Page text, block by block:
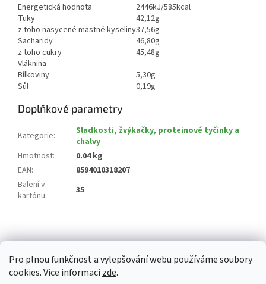
Pro plnou funkčnost a vylepšování webu používáme soubory
cookies. Více informacízde.
Energetická hodnota
2446kJ/585kcal
Tuky
42,12g
z toho nasycené mastné kyseliny37,56g
Sacharidy
46,80g
z toho cukry
45,48g
Vláknina
Bílkoviny
5,30g
Sůl
0,19g
Doplňkové parametry
Kategorie:
Sladkosti, žvýkačky, proteinové tyčinky a
chalvy
Hmotnost:
0.04 kg
EAN:
8594010318207
Balení v
kartónu: 35
á